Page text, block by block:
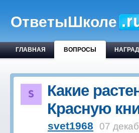
ОтветыШколе
ГЛАВНАЯ ВОПРОСЫ
Какие
Красную
svet1968 07